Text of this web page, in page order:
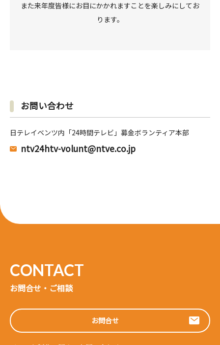
また来年度皆様にお目にかかれますことを楽しみにしてお
ります。
お問い合わせ
日テレイベンツ内「24時間テレビ」募金ボランティア本部
ntv24htv-volunt@ntve.co.jp
お問合せ・ご相談
お問合せ